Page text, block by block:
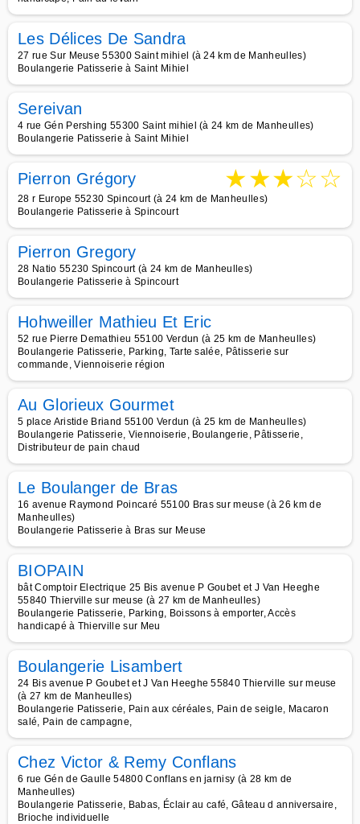
Les Délices De Sandra
27 rue Sur Meuse 55300 Saint mihiel (à 24 km de Manheulles)
Boulangerie Patisserie à Saint Mihiel
Sereivan
4 rue Gén Pershing 55300 Saint mihiel (à 24 km de Manheulles)
Boulangerie Patisserie à Saint Mihiel
Pierron Grégory ★★★☆☆
28 r Europe 55230 Spincourt (à 24 km de Manheulles)
Boulangerie Patisserie à Spincourt
Pierron Gregory
28 Natio 55230 Spincourt (à 24 km de Manheulles)
Boulangerie Patisserie à Spincourt
Hohweiller Mathieu Et Eric
52 rue Pierre Demathieu 55100 Verdun (à 25 km de Manheulles)
Boulangerie Patisserie, Parking, Tarte salée, Pâtisserie sur
commande, Viennoiserie région
Au Glorieux Gourmet
5 place Aristide Briand 55100 Verdun (à 25 km de Manheulles)
Boulangerie Patisserie, Viennoiserie, Boulangerie, Pâtisserie,
Distributeur de pain chaud
Le Boulanger de Bras
16 avenue Raymond Poincaré 55100 Bras sur meuse (à 26 km de
Manheulles)
Boulangerie Patisserie à Bras sur Meuse
BIOPAIN
bât Comptoir Electrique 25 Bis avenue P Goubet et J Van Heeghe
55840 Thierville sur meuse (à 27 km de Manheulles)
Boulangerie Patisserie, Parking, Boissons à emporter, Accès
handicapé à Thierville sur Meu
Boulangerie Lisambert
24 Bis avenue P Goubet et J Van Heeghe 55840 Thierville sur meuse
(à 27 km de Manheulles)
Boulangerie Patisserie, Pain aux céréales, Pain de seigle, Macaron
salé, Pain de campagne,
Chez Victor & Remy Conflans
6 rue Gén de Gaulle 54800 Conflans en jarnisy (à 28 km de
Manheulles)
Boulangerie Patisserie, Babas, Éclair au café, Gâteau d anniversaire,
Brioche individuelle